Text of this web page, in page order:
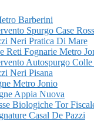
Barberini
Spurgo Case
Neri Pratica Di Mare
Reti Fognarie Metro
Autospurgo
Neri Pisana
Metro Jonio
Appia Nuova
Biologiche Tor
Casal De Pazzi